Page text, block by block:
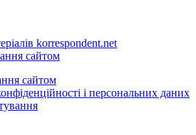
korrespondent.net
сайтом
сайтом
і персональних даних